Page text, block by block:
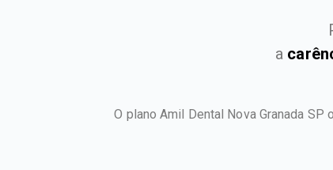
a
O plano Amil Dental Nova Granada